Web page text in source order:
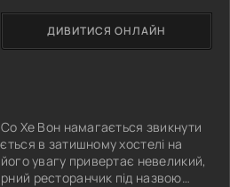
Хе Вон намагається звикнути
в затишному хостелі на
увагу привертає невеликий,
ресторанчик під назвою
ДИВИТИСЯ ОНЛАЙН